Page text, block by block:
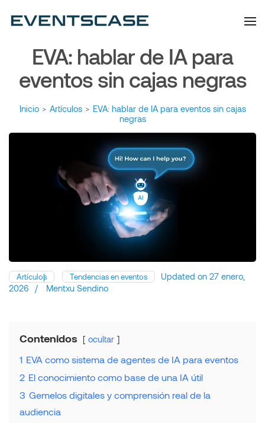
EVA: hablar de IA para
eventos sin cajas negras
Inicio > Artículos > EVA: hablar de IA para eventos sin cajas
negras
Artículos Tendencias en eventos Updated on 27 enero,
2026
/ Mentxu Sendino
Contenidos ocultar
1 EVA como sistema de agentes de IA para eventos
2 El conocimiento como base de una IA útil
3 Gemelos digitales y comprensión real de la
audiencia